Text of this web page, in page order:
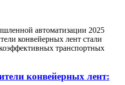
автоматизации 2025
конвейерных лент стали
транспортных
конвейерных лент: